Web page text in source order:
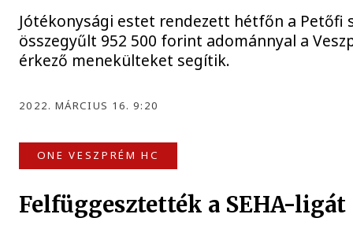
Jótékonysági estet rendezett hétfőn a Petőfi
összegyűlt 952 500 forint adománnyal a
érkező menekülteket segítik.
2022. MÁRCIUS 16. 9:20
ONE VESZPRÉM HC
Felfüggesztették a SEHA-ligát